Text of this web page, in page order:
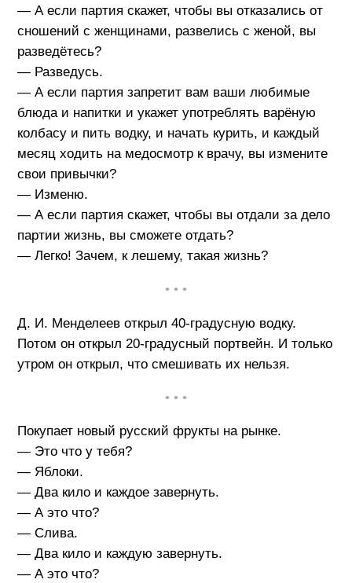
— А если партия скажет, чтобы вы отказались от
сношений с женщинами, развелись с женой, вы
разведётесь?
— Разведусь.
— А если партия запретит вам ваши любимые
блюда и напитки и укажет употреблять варёную
колбасу и пить водку, и начать курить, и каждый
месяц ходить на медосмотр к врачу, вы измените
свои привычки?
— Изменю.
— А если партия скажет, чтобы вы отдали за дело
партии жизнь, вы сможете отдать?
— Легко! Зачем, к лешему, такая жизнь?
• • •
Д. И. Менделеев открыл 40-градусную водку.
Потом он открыл 20-градусный портвейн. И только
утром он открыл, что смешивать их нельзя.
• • •
Покупает новый русский фрукты на рынке.
— Это что у тебя?
— Яблоки.
— Два кило и каждое завернуть.
— А это что?
— Слива.
— Два кило и каждую завернуть.
— А это что?